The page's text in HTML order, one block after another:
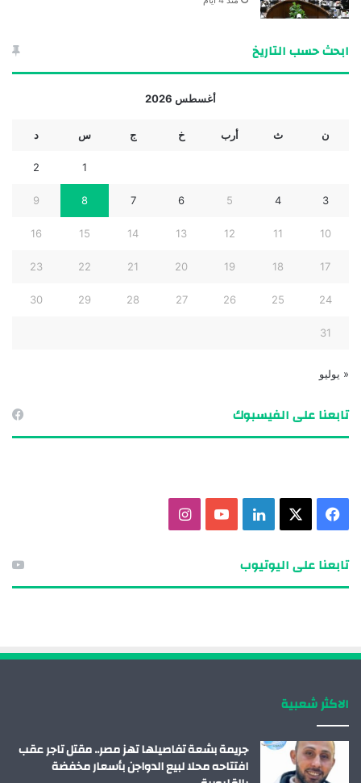
ابحث حسب التاريخ
أغسطس 2026
ن ث أرب خ ج س د
1
2
3
4
5
6
7
8
9
10
11
12
13
14
15
16
17
18
19
20
21
22
23
24
25
26
27
28
29
30
31
« يوليو
تابعنا على الفيسبوك
تابعنا على اليوتيوب
الاكثر شعبية
جريمة بشعة تفاصيلها تهز مصر.. مقتل تاجر عقب
افتتاحه محلا لبيع الدواجن بأسعار مخفضة